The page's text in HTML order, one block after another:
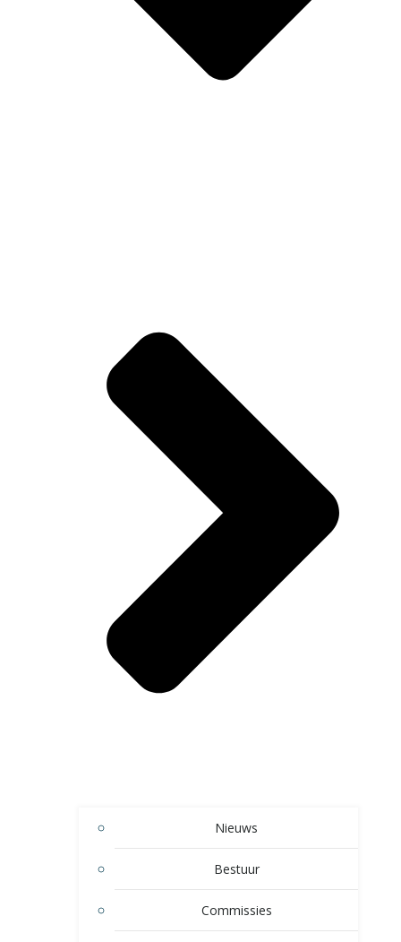
Nieuws
Bestuur
Commissies